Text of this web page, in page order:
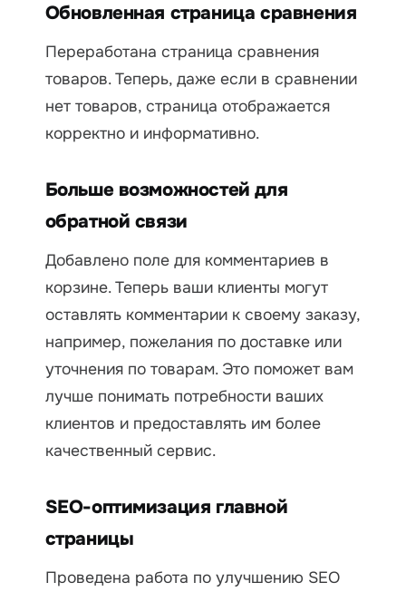
Обновленная страница сравнения
Переработана страница сравнения
товаров. Теперь, даже если в сравнении
нет товаров, страница отображается
корректно и информативно.
Больше возможностей для
обратной связи
Добавлено поле для комментариев в
корзине. Теперь ваши клиенты могут
оставлять комментарии к своему заказу,
например, пожелания по доставке или
уточнения по товарам. Это поможет вам
лучше понимать потребности ваших
клиентов и предоставлять им более
качественный сервис.
SEO-оптимизация главной
страницы
Проведена работа по улучшению SEO